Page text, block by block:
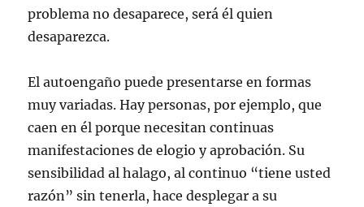
problema no desaparece, será él quien
desaparezca.
El autoengaño puede presentarse en formas
muy variadas. Hay personas, por ejemplo, que
caen en él porque necesitan continuas
manifestaciones de elogio y aprobación. Su
sensibilidad al halago, al continuo “tiene usted
razón” sin tenerla, hace desplegar a su